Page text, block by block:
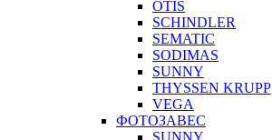
OTIS
SCHINDLER
SEMATIC
SODIMAS
SUNNY
THYSSEN KRUPP
VEGA
ФОТОЗАВЕС
SUNNY